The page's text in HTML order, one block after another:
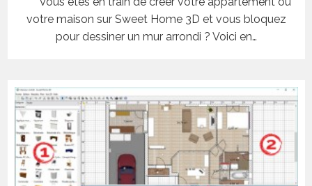
votre maison sur Sweet Home 3D et vous bloquez
pour dessiner un mur arrondi ? Voici en…